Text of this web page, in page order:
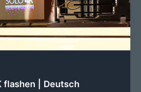
flashen | Deutsch